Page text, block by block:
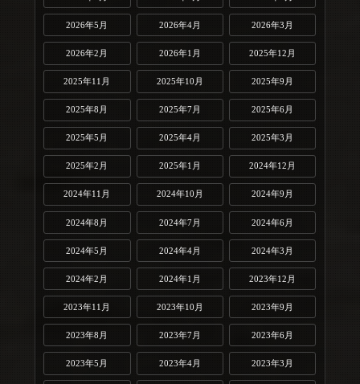
2026年5月 2026年4月 2026年3月
2026年2月 2026年1月 2025年12月
2025年11月 2025年10月 2025年9月
2025年8月 2025年7月 2025年6月
2025年5月 2025年4月 2025年3月
2025年2月 2025年1月 2024年12月
2024年11月 2024年10月 2024年9月
2024年8月 2024年7月 2024年6月
2024年5月 2024年4月 2024年3月
2024年2月 2024年1月 2023年12月
2023年11月 2023年10月 2023年9月
2023年8月 2023年7月 2023年6月
2023年5月 2023年4月 2023年3月